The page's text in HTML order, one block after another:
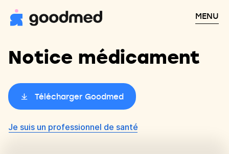
MENU
Notice médicament
Télécharger Goodmed
Je suis un professionnel de santé